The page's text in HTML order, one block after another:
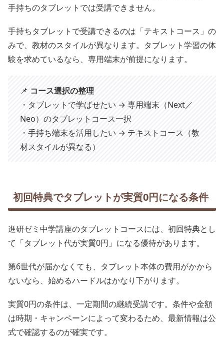
手持ちのタブレットでは受講できません。
手持ちタブレットで受講できるのは「テキストコース」の
みで、教材のスタイルが異なります。タブレット学習の体
験を求めているなら、専用端末が前提になります。
📌 コース選択の整理
・タブレットで学ばせたい → 専用端末（Next／
Neo）のタブレットコース一択
・手持ち端末を活用したい → テキストコース（教
材スタイルが異なる）
初回特典でタブレットが実質0円になる条件
進研ゼミ中学講座のタブレットコースには、初回特典とし
て「タブレット代が実質0円」になる優待があります。
第6世代が届かなくても、タブレット本体の費用がかから
ないなら、始めるハードルはかなり下がります。
実質0円の条件は、一定期間の継続受講です。条件や金額
は時期・キャンペーンによって変わるため、最新情報は公
式で確認するのが確実です。